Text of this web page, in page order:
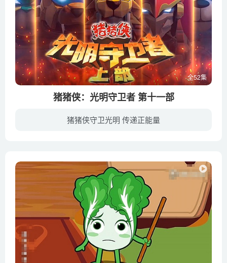
全52集
猪猪侠：光明守卫者 第十一部
猪猪侠守卫光明 传递正能量